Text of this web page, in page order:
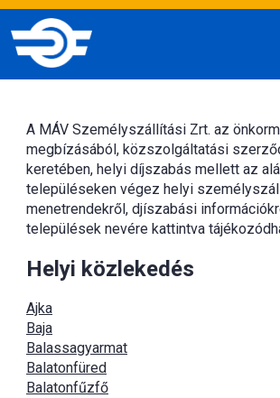
A MÁV Személyszállítási Zrt. az
megbízásából, közszolgáltatási
keretében, helyi díjszabás mellett az
településeken végez helyi
menetrendekről, djíszabási
települések nevére kattintva
Helyi közlekedés
Ajka
Baja
Balassagyarmat
Balatonfüred
Balatonfűzfő